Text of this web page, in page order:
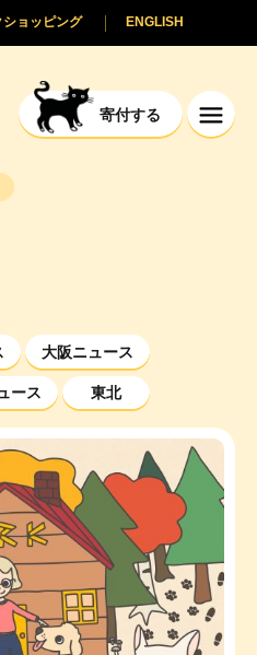
寄付する
ENGLISH
ショッピング
大阪ニュース
ース 東北